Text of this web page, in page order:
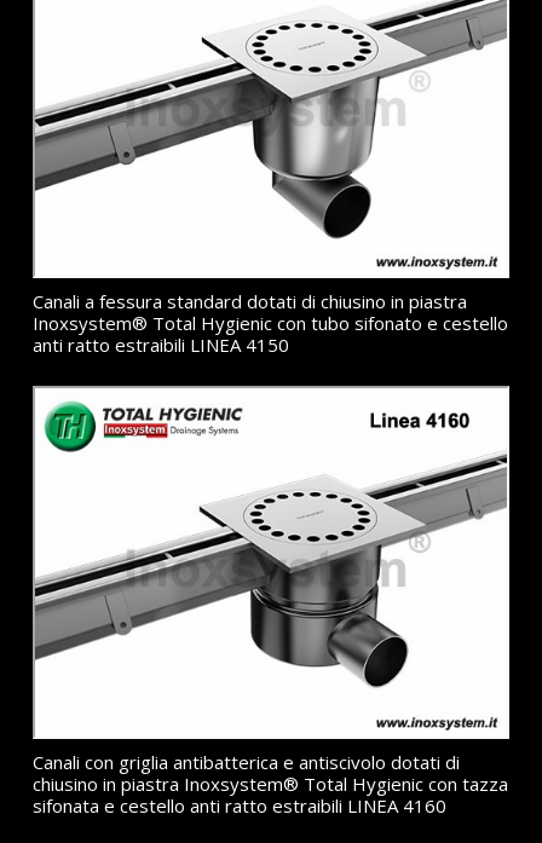
Canali a fessura standard dotati di chiusino in piastra
Inoxsystem® Total Hygienic con tubo sifonato e cestello
anti ratto estraibili LINEA 4150
Canali con griglia antibatterica e antiscivolo dotati di
chiusino in piastra Inoxsystem® Total Hygienic con tazza
sifonata e cestello anti ratto estraibili LINEA 4160